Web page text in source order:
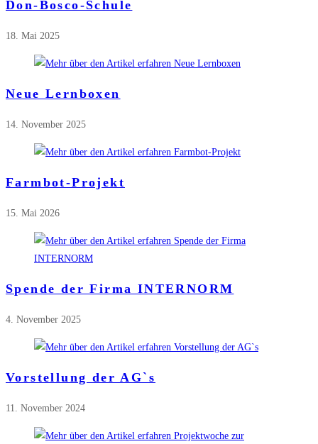
Don-Bosco-Schule
18. Mai 2025
Neue Lernboxen
14. November 2025
Farmbot-Projekt
15. Mai 2026
Spende der Firma INTERNORM
4. November 2025
Vorstellung der AG`s
11. November 2024